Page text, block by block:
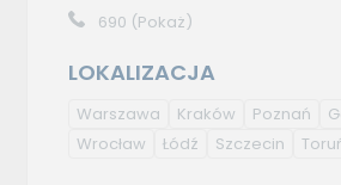
690 (Pokaż)
LOKALIZACJA
Warszawa Kraków Poznań
Wrocław
Łódź Szczecin